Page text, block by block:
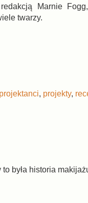
redakcją Marnie
twarzy.
projektanci, projekty,
była historia